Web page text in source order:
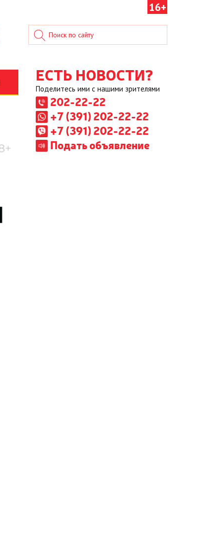
16+
ЕСТЬ НОВОСТИ?
Поделитесь ими с нашими зрителями
202-22-22
+7 (391) 202-22-22
+7 (391) 202-22-22
Подать объявление